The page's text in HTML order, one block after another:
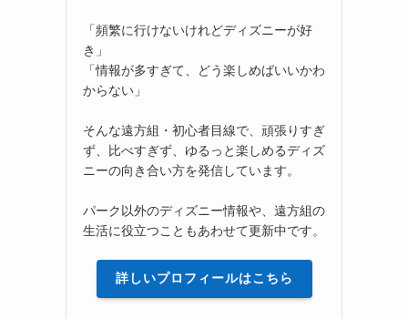
「頻繁に行けないけれどディズニーが好
き」
「情報が多すぎて、どう楽しめばいいかわ
からない」
そんな遠方組・初心者目線で、頑張りすぎ
ず、比べすぎず、ゆるっと楽しめるディズ
ニーの向き合い方を発信しています。
パーク以外のディズニー情報や、遠方組の
生活に役立つこともあわせて更新中です。
詳しいプロフィールはこちら